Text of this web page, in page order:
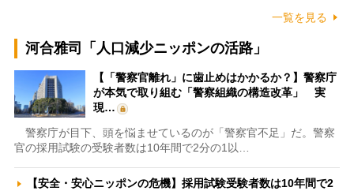
一覧を見る
河合雅司「人口減少ニッポンの活路」
【「警察官離れ」に歯止めはかかるか？】警察庁
が本気で取り組む「警察組織の構造改革」 実
現…
警察庁が目下、頭を悩ませているのが「警察官不足」だ。警察
官の採用試験の受験者数は10年間で2分の1以…
【安全・安心ニッポンの危機】採用試験受験者数は10年間で2